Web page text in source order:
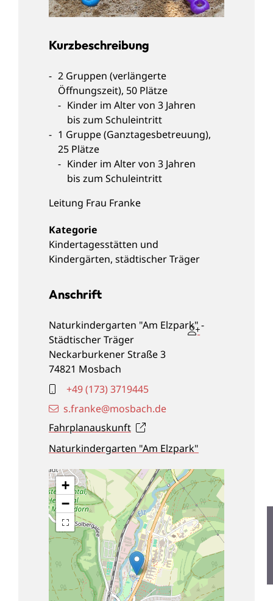
Kurzbeschreibung
2 Gruppen (verlängerte
Öffnungszeit), 50 Plätze
Kinder im Alter von 3 Jahren
bis zum Schuleintritt
1 Gruppe (Ganztagesbetreuung),
25 Plätze
Kinder im Alter von 3 Jahren
bis zum Schuleintritt
Leitung Frau Franke
Kindertagesstätten und
Kindergärten, städtischer Träger
Anschrift
Naturkindergarten "Am Elzpark" -
Städtischer Träger
Neckarburkener Straße 3
74821 Mosbach
Fahrplanauskunft
s.franke@mosbach.de
+49 (173) 3719445
Naturkindergarten "Am Elzpark"
+
−